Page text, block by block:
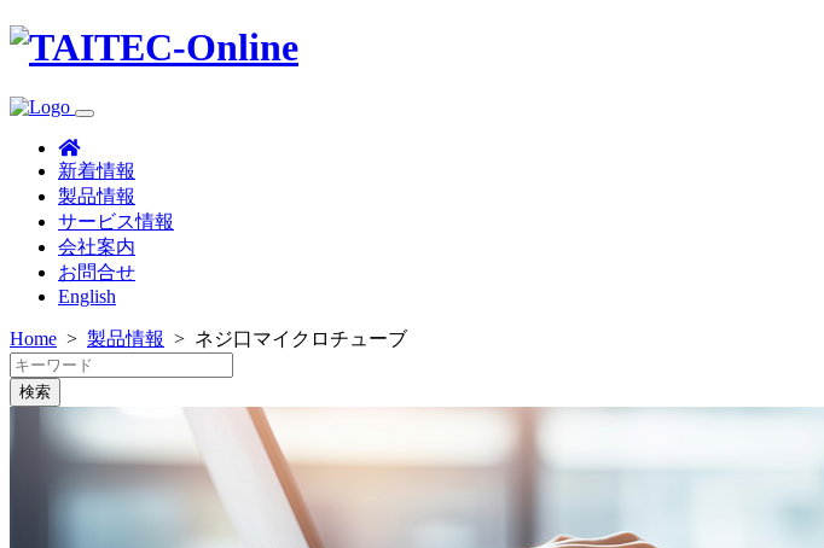
新着情報
製品情報
サービス情報
会社案内
お問合せ
English
Home > 製品情報 > ネジ口マイクロチューブ
検索